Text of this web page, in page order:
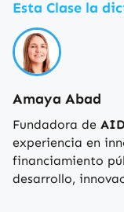
Esta Clase la
Amaya Abad
Fundadora de
experiencia en
financiamiento
desarrollo,